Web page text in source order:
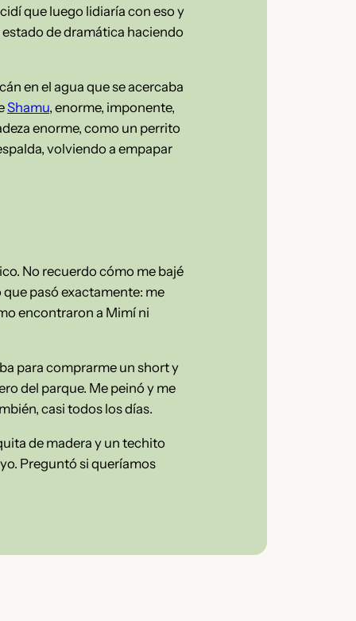
que luego lidiaría con eso y
de dramática haciendo
en el agua que se acercaba
Shamu, enorme, imponente,
enorme, como un perrito
volviendo a empapar
No recuerdo cómo me bajé
pasó exactamente: me
encontraron a Mimí ni
para comprarme un short y
del parque. Me peinó y me
casi todos los días.
de madera y un techito
Preguntó si queríamos